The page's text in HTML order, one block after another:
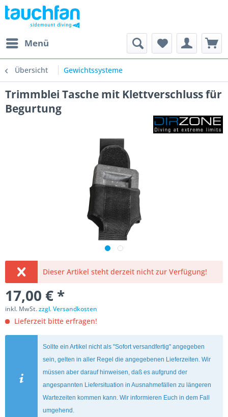
Menü
Übersicht Gewichtssysteme
Trimmblei Tasche mit Klettverschluss für
Begurtung
Dieser Artikel steht derzeit nicht zur Verfügung!
17,00 € *
inkl. MwSt.zzgl. Versandkosten
Lieferzeit bitte erfragen!
Sollte ein Artikel nicht als "Sofort versandfertig" angegeben
sein, gelten in aller Regel die angegebenen Lieferzeiten. Wir
müssen aber darauf hinweisen, daß es aufgrund der
angespannten Liefersituation in Ausnahmefällen zu längeren
Wartezeiten kommen kann. Wir informieren Euch in dem Fall
umgehend.